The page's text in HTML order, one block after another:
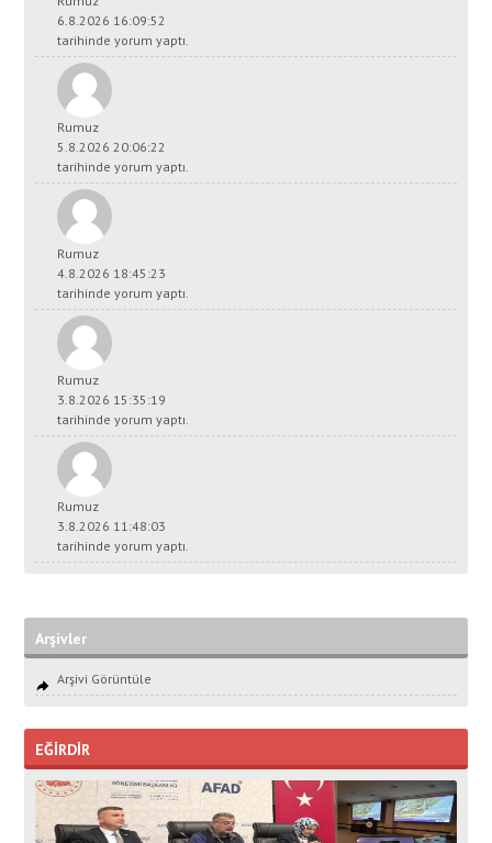
6.8.2026 16:09:52
tarihinde yorum yaptı.
Rumuz
5.8.2026 20:06:22
tarihinde yorum yaptı.
Rumuz
4.8.2026 18:45:23
tarihinde yorum yaptı.
Rumuz
3.8.2026 15:35:19
tarihinde yorum yaptı.
Rumuz
3.8.2026 11:48:03
tarihinde yorum yaptı.
Arşivler
Arşivi Görüntüle
EĞİRDİR